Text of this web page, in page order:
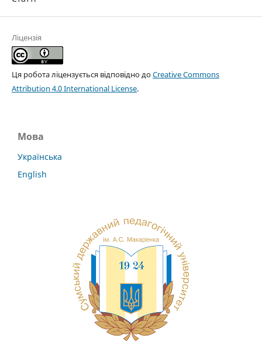
Ліцензія
Ця робота ліцензується відповідно доCreative Commons
Attribution 4.0 International License.
Мова
Українська
English